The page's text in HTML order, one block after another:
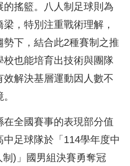
的搖籃。八人制足球則為
，特別注重戰術理解，
下，結合此2種賽制之推
也能培育出技術與團隊
解決基層運動因人數不
全國賽事的表現部分值
足球隊於「114學年度中
)」國男組決賽勇奪冠